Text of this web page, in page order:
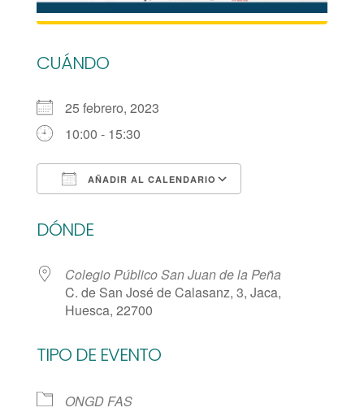
CUÁNDO
25 febrero, 2023
10:00 - 15:30
AÑADIR AL CALENDARIO
DÓNDE
Colegio Público San Juan de la Peña
C. de San José de Calasanz, 3, Jaca,
Huesca, 22700
TIPO DE EVENTO
ONGD FAS